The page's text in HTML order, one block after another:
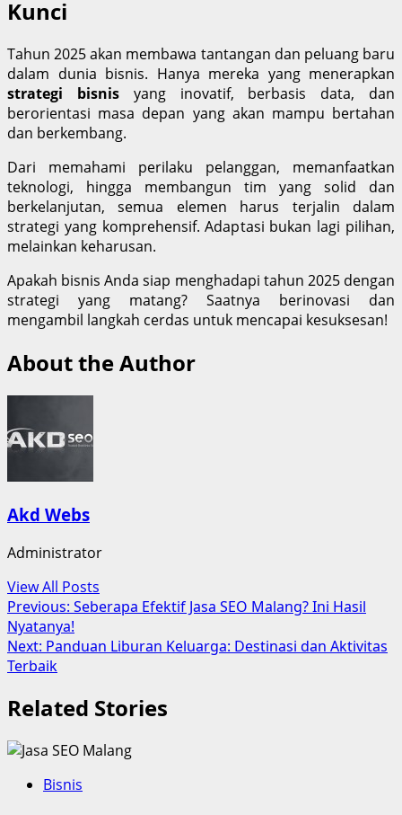
Kunci
Tahun 2025 akan membawa tantangan dan peluang baru
dalam dunia bisnis. Hanya mereka yang menerapkan
strategi bisnisyang inovatif, berbasis data, dan
berorientasi masa depan yang akan mampu bertahan
dan berkembang.
Dari memahami perilaku pelanggan, memanfaatkan
teknologi, hingga membangun tim yang solid dan
berkelanjutan, semua elemen harus terjalin dalam
strategi yang komprehensif. Adaptasi bukan lagi pilihan,
melainkan keharusan.
Apakah bisnis Anda siap menghadapi tahun 2025 dengan
strategi yang matang? Saatnya berinovasi dan
mengambil langkah cerdas untuk mencapai kesuksesan!
About the Author
Akd Webs
Administrator
View All Posts
Post
navigation
Previous: Seberapa Efektif Jasa SEO Malang? Ini Hasil
Nyatanya!
Next: Panduan Liburan Keluarga: Destinasi dan Aktivitas
Terbaik
Related Stories
Bisnis